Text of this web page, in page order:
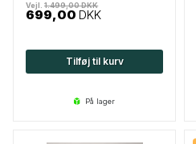
699,00 DKK
Vejl.1.499,00DKK
Tilføj til kurv
på lager